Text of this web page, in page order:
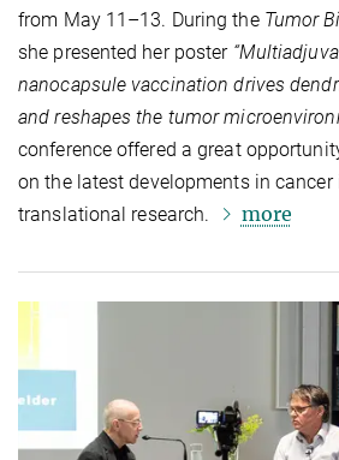
from May 11–13. During the Tumor
she presented her poster
nanocapsule vaccination drives
and reshapes the tumor
conference offered a great
on the latest developments in
translational research.
more